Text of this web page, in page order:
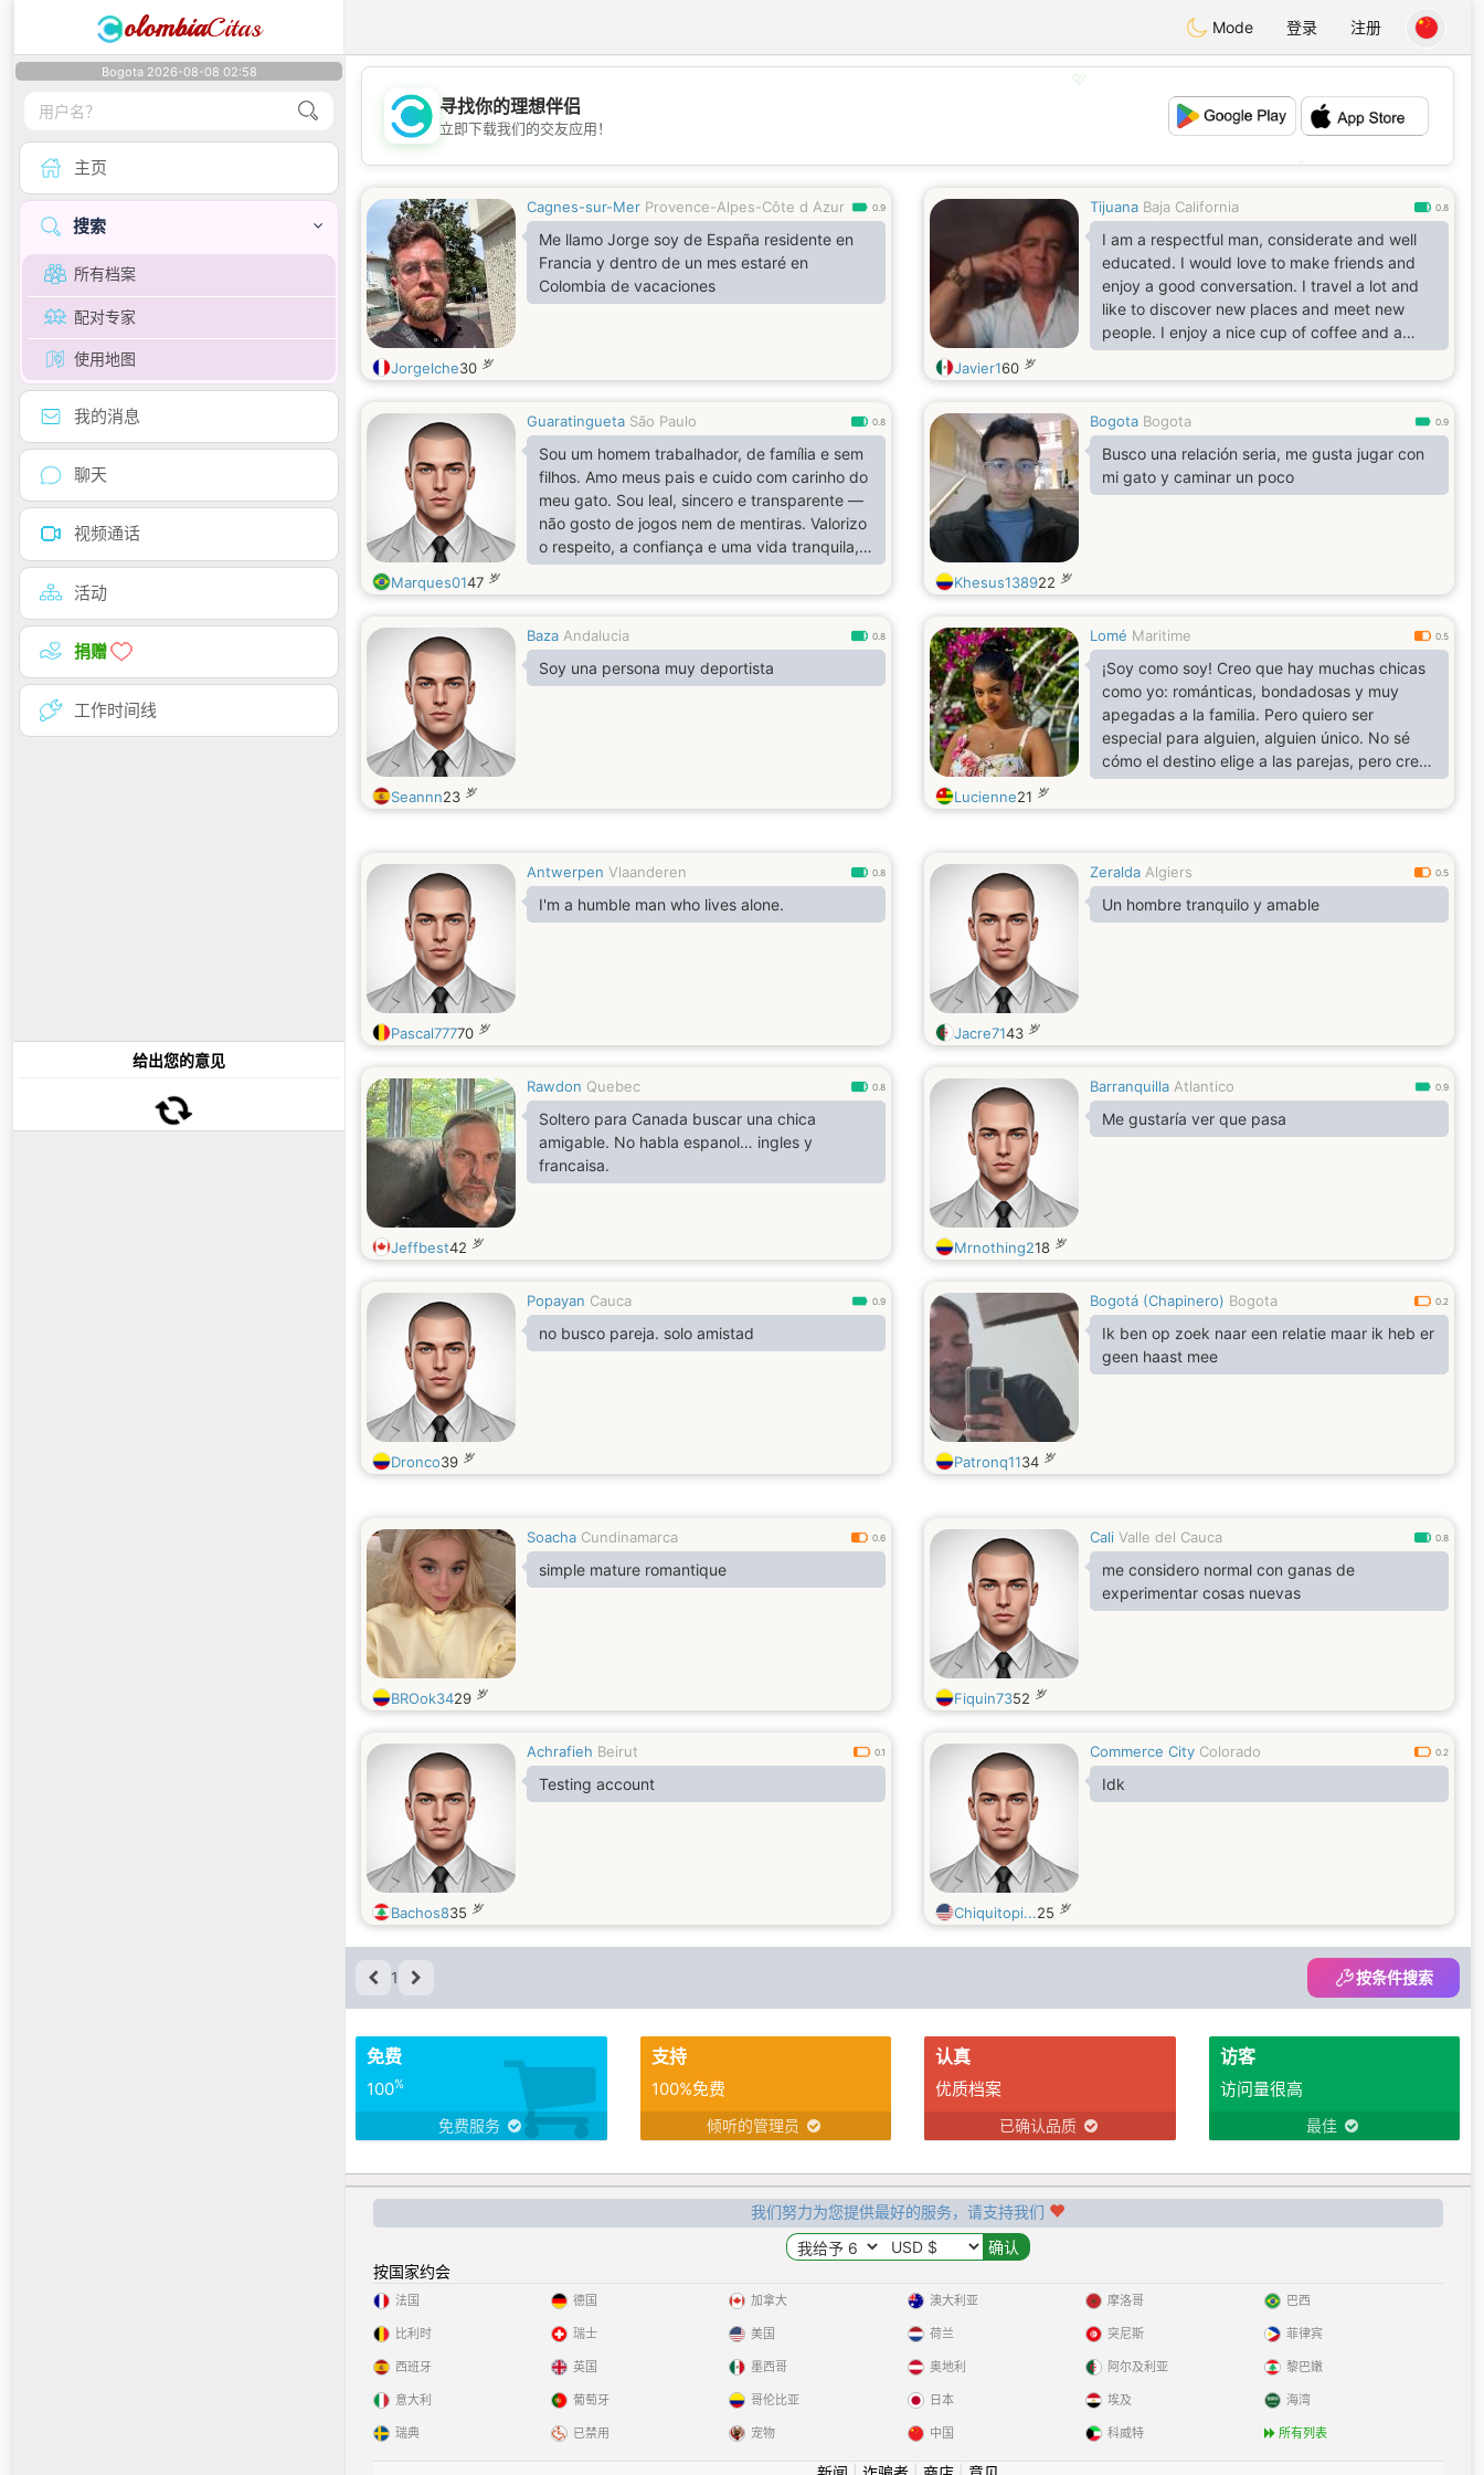
olombiaCitas Mode 登录 注册
Bogota 2026-08-08 02:58
主页
搜索
所有档案
配对专家
使用地图
我的消息
聊天
视频通话
活动
捐赠
工作时间线
给出您的意见
💖
💕
寻找你的理想伴侣
立即下载我们的交友应用！
Cagnes-sur-Mer Provence-Alpes-Côte d Azur 0.9
Me llamo Jorge soy de España residente en
Francia y dentro de un mes estaré en
Colombia de vacaciones
Jorgelche30 岁
Tijuana Baja California 0.8
I am a respectful man, considerate and well
educated. I would love to make friends and
enjoy a good conversation. I travel a lot and
like to discover new places and meet new
people. I enjoy a nice cup of coffee and a
glass of wine with excellent food. I speak
English and Spanish. I do not send or loan
Javier160 岁
Guaratingueta São Paulo 0.8
Sou um homem trabalhador, de família e sem
filhos. Amo meus pais e cuido com carinho do
meu gato. Sou leal, sincero e transparente —
não gosto de jogos nem de mentiras. Valorizo
o respeito, a confiança e uma vida tranquila,
com os pés no chão e o coração aberto. 💙
Marques0147 岁
Bogota Bogota 0.9
Busco una relación seria, me gusta jugar con
mi gato y caminar un poco
Khesus138922 岁
Baza Andalucia 0.8
Soy una persona muy deportista
Seannn23 岁
Lomé Maritime 0.5
¡Soy como soy! Creo que hay muchas chicas
como yo: románticas, bondadosas y muy
apegadas a la familia. Pero quiero ser
especial para alguien, alguien único. No sé
cómo el destino elige a las parejas, pero creo
que existen matrimonios predestinados.
Espero tener la suerte de encontrar a mi
No soporto estar sola. En general, soy una
persona tranquila, alegre, me gustan las
bromas y conversar con gente interes
Lucienne21 岁
Antwerpen Vlaanderen 0.8
I'm a humble man who lives alone.
Pascal77770 岁
Zeralda Algiers 0.5
Un hombre tranquilo y amable
Jacre7143 岁
Rawdon Quebec 0.8
Soltero para Canada buscar una chica
amigable. No habla espanol… ingles y
francaisa.
Jeffbest42 岁
Barranquilla Atlantico 0.9
Me gustaría ver que pasa
Mrnothing218 岁
Popayan Cauca 0.9
no busco pareja. solo amistad
Dronco39 岁
Bogotá (Chapinero) Bogota 0.2
Ik ben op zoek naar een relatie maar ik heb er
geen haast mee
Patronq1134 岁
Soacha Cundinamarca 0.6
simple mature romantique
BROok3429 岁
Cali Valle del Cauca 0.8
me considero normal con ganas de
experimentar cosas nuevas
Fiquin7352 岁
Achrafieh Beirut 0.1
Testing account
Bachos835 岁
Commerce City Colorado 0.2
Idk
Chiquitopi...25 岁
1 按条件搜索
免费
100%
免费服务
支持
100%免费
倾听的管理员
认真
优质档案
已确认品质
访客
访问量很高
最佳
我们努力为您提供最好的服务，请支持我们
按国家约会
法国
比利时
西班牙
意大利
瑞典
德国
瑞士
英国
葡萄牙
已禁用
加拿大
美国
墨西哥
哥伦比亚
宠物
澳大利亚
荷兰
奥地利
日本
中国
摩洛哥
突尼斯
阿尔及利亚
埃及
科威特
巴西
菲律宾
黎巴嫩
海湾
所有列表